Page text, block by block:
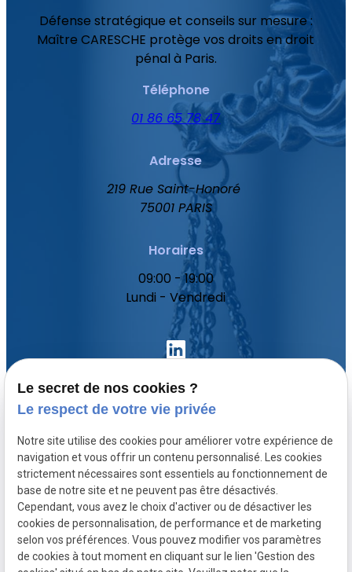
Défense stratégique et conseils sur mesure :
Maître CARESCHE protège vos droits en droit
pénal à Paris.
Téléphone
01 86 65 78 47
Adresse
219 Rue Saint-Honoré
75001 PARIS
Horaires
09:00 - 19:00
Lundi - Vendredi
Votre avocat
Domaines de compétence
Actualités
Contact
Le secret de nos cookies ?
Le respect de votre vie privée
Notre site utilise des cookies pour améliorer votre expérience de
navigation et vous offrir un contenu personnalisé. Les cookies
strictement nécessaires sont essentiels au fonctionnement de
base de notre site et ne peuvent pas être désactivés.
Cependant, vous avez le choix d'activer ou de désactiver les
cookies de personnalisation, de performance et de marketing
selon vos préférences. Vous pouvez modifier vos paramètres
de cookies à tout moment en cliquant sur le lien 'Gestion des